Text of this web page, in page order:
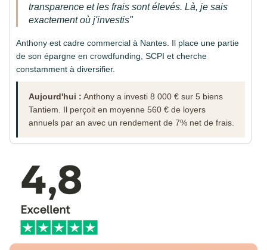
transparence et les frais sont élevés. Là, je sais
exactement où j'investis"
Anthony est cadre commercial à Nantes. Il place une partie
de son épargne en crowdfunding, SCPI et cherche
constamment à diversifier.
Aujourd'hui : Anthony a investi 8 000 € sur 5 biens
Tantiem. Il perçoit en moyenne 560 € de loyers
annuels par an avec un rendement de 7% net de frais.